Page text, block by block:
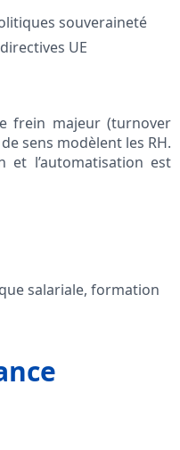
souveraineté
UE
frein majeur (turnover
sens modèlent les RH.
et l’automatisation est
salariale, formation